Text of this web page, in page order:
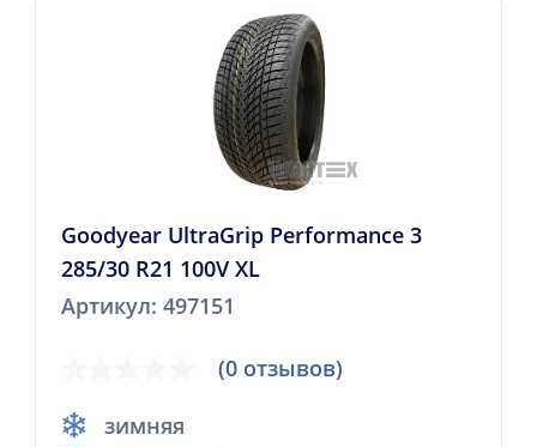
Goodyear UltraGrip Performance 3
285/30 R21 100V XL
Артикул: 497151
(0 отзывов)
зимняя